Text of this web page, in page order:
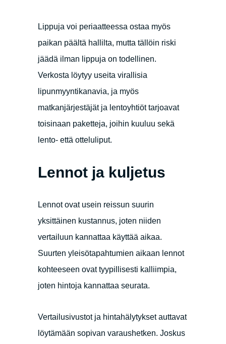
Lippuja voi periaatteessa ostaa myös
paikan päältä hallilta, mutta tällöin riski
jäädä ilman lippuja on todellinen.
Verkosta löytyy useita virallisia
lipunmyyntikanavia, ja myös
matkanjärjestäjät ja lentoyhtiöt tarjoavat
toisinaan paketteja, joihin kuuluu sekä
lento- että otteluliput.
Lennot ja kuljetus
Lennot ovat usein reissun suurin
yksittäinen kustannus, joten niiden
vertailuun kannattaa käyttää aikaa.
Suurten yleisötapahtumien aikaan lennot
kohteeseen ovat tyypillisesti kalliimpia,
joten hintoja kannattaa seurata.
Vertailusivustot ja hintahälytykset auttavat
löytämään sopivan varaushetken. Joskus